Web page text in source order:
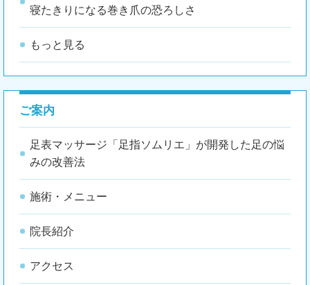
寝たきりになる巻き爪の恐ろしさ
もっと見る
ご案内
足表マッサージ「足指ソムリエ」が開発した足の悩
みの改善法
施術・メニュー
院長紹介
アクセス